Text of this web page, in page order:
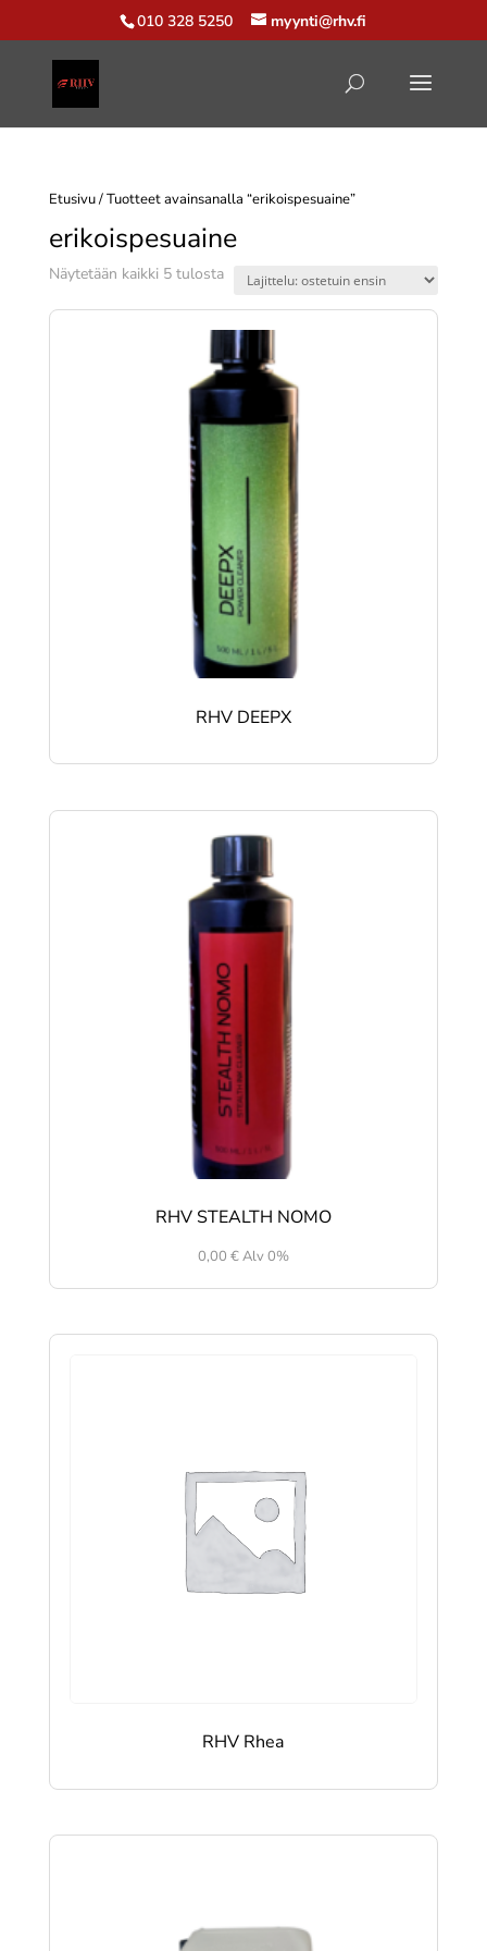
010 328 5250 myynti@rhv.fi
Etusivu/ Tuotteet avainsanalla “erikoispesuaine”
erikoispesuaine
Näytetään kaikki 5 tulostaSuosituimmat
ensin
RHV DEEPX
RHV STEALTH NOMO
0,00 €Alv 0%
RHV Rhea